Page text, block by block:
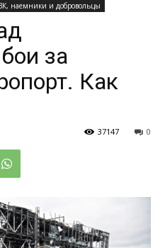
сам
наемники и добровольцы
за
Как
0
37147